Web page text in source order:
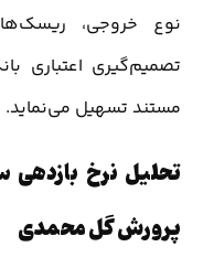
نوع خروجی،
تصمیم‌گیری اعتباری
مستند تسهیل می‌نماید.
پرورش گل محمدی